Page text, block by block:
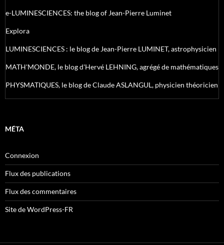
e-LUMINESCIENCES: the blog of Jean-Pierre Luminet
Explora
LUMINESCIENCES : le blog de Jean-Pierre LUMINET, astrophysicien
MATH'MONDE, le blog d'Hervé LEHNING, agrégé de mathématiques
PHYSMATIQUES, le blog de Claude ASLANGUL, physicien théoricien
MÉTA
Connexion
Flux des publications
Flux des commentaires
Site de WordPress-FR